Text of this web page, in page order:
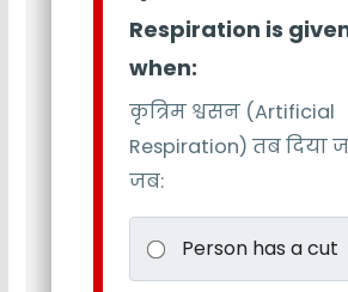
Respiration is
when:
कृत्रिम श्वसन (Artificial
Respiration) तब दिया
जब:
Person has a cut